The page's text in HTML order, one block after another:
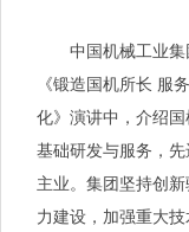
中国机械工业
《锻造国机所长 服
化》演讲中，介绍
基础研发与服务，
主业。集团坚持创
力建设，加强重大